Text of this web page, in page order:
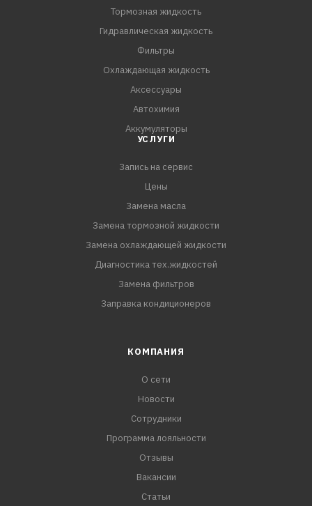
Тормозная жидкость
Гидравлическая жидкость
Фильтры
Охлаждающая жидкость
Аксессуары
Автохимия
Аккумуляторы
УСЛУГИ
Запись на сервис
Цены
Замена масла
Замена тормозной жидкости
Замена охлаждающей жидкости
Диагностика тех.жидкостей
Замена фильтров
Заправка кондиционеров
КОМПАНИЯ
О сети
Новости
Сотрудники
Программа лояльности
Отзывы
Вакансии
Статьи